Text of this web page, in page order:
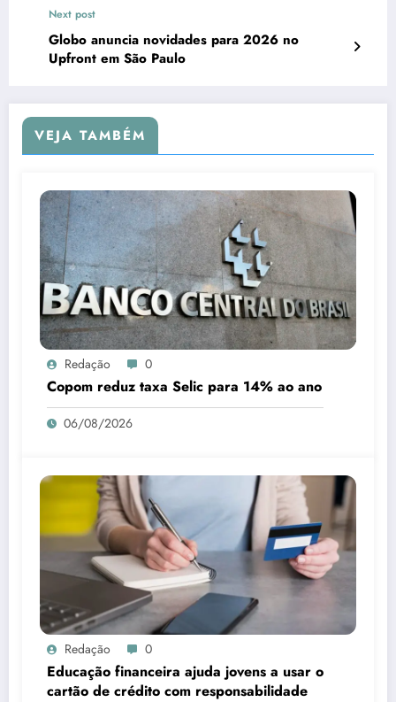
Next post
Globo anuncia novidades para 2026 no
Upfront em São Paulo
VEJA TAMBÉM
Redação 0
Copom reduz taxa Selic para 14% ao ano
06/08/2026
Redação 0
Educação financeira ajuda jovens a usar o
cartão de crédito com responsabilidade